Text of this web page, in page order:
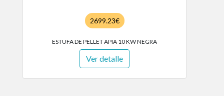
2699.23€
ESTUFA DE PELLET APIA 10 KW NEGRA
Ver detalle